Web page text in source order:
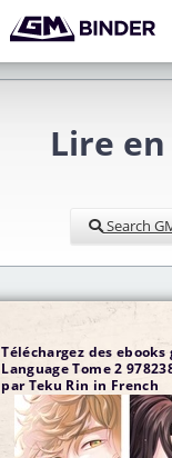
Lire
Search
Téléchargez des
Language Tome 2
par Teku Rin in French